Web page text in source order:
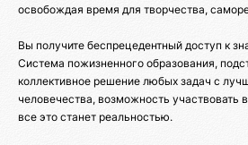
освобождая время для творчества,
Вы получите беспрецедентный доступ к
Система пожизненного образования,
коллективное решение любых задач с
человечества, возможность участвовать
все это станет реальностью.